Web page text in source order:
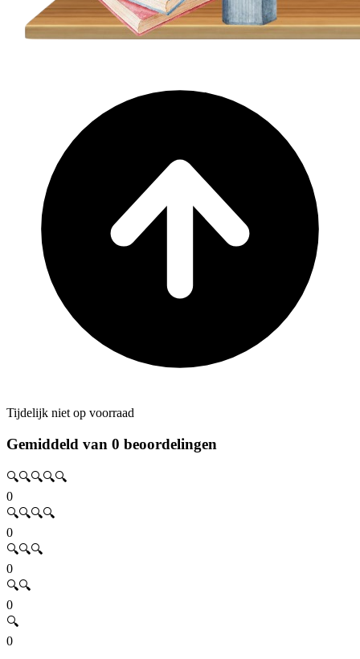
Tijdelijk niet op voorraad
Gemiddeld van 0 beoordelingen
🔍🔍🔍🔍🔍
0
🔍🔍🔍🔍
0
🔍🔍🔍
0
🔍🔍
0
🔍
0